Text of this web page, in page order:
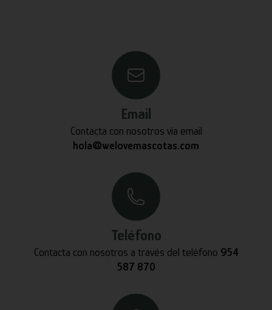
Email
Contacta con nosotros vía email
hola@welovemascotas.com
Teléfono
Contacta con nosotros a través del teléfono 954
587 870